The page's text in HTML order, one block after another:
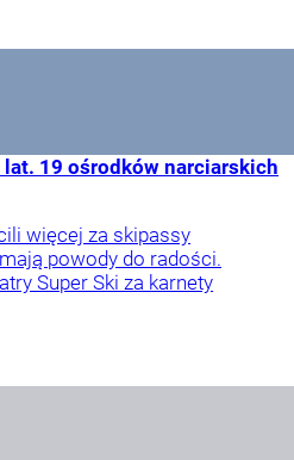
19 ośrodków narciarskich
więcej za skipassy
powody do radości.
Super Ski za karnety